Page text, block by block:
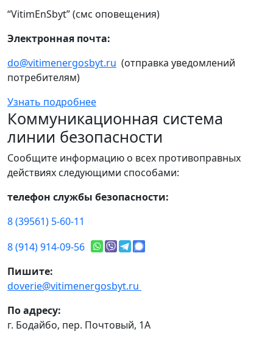
“VitimEnSbyt” (смс оповещения)
Электронная почта:
do@vitimenergosbyt.ru (отправка уведомлений
потребителям)
Узнать подробнее
Коммуникационная система
линии безопасности
Сообщите информацию о всех противоправных
действиях следующими способами:
телефон службы безопасности:
8 (39561) 5-60-11
8 (914) 914-09-56
Пишите:
doverie@vitimenergosbyt.ru
По адресу:
г. Бодайбо, пер. Почтовый, 1А